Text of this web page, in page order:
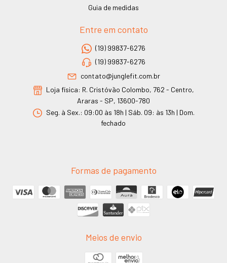
Guia de medidas
Entre em contato
(19) 99837-6276
(19) 99837-6276
contato@junglefit.com.br
Loja física: R. Cristóvão Colombo, 762 - Centro,
Araras - SP, 13600-780
Seg. à Sex.: 09:00 às 18h | Sáb. 09: às 13h | Dom.
fechado
Formas de pagamento
Meios de envio